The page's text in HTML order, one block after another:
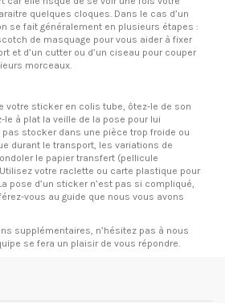
quelques cloques. Dans le cas d’un
se fait généralement en plusieurs étapes :
de masquage pour vous aider à fixer
et d’un cutter ou d’un ciseau pour couper
morceaux.
votre sticker en colis tube, ôtez-le de son
le à plat la veille de la pose pour lui
stocker dans une pièce trop froide ou
durant le transport, les variations de
le papier transfert (pellicule
votre raclette ou carte plastique pour
pose d’un sticker n’est pas si compliqué,
vous au guide que nous vous avons
supplémentaires, n’hésitez pas à nous
se fera un plaisir de vous répondre.